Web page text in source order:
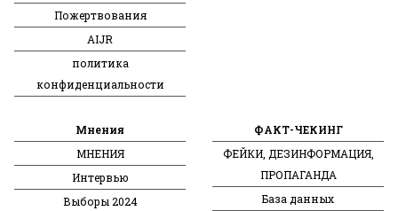
Пожертвования
AIJR
политика
конфиденциальности
Мнения
МНЕНИЯ
Интервью
Выборы 2024
ФАКТ-ЧЕКИНГ
ФЕЙКИ, ДЕЗИНФОРМАЦИЯ,
ПРОПАГАНДА
База данных